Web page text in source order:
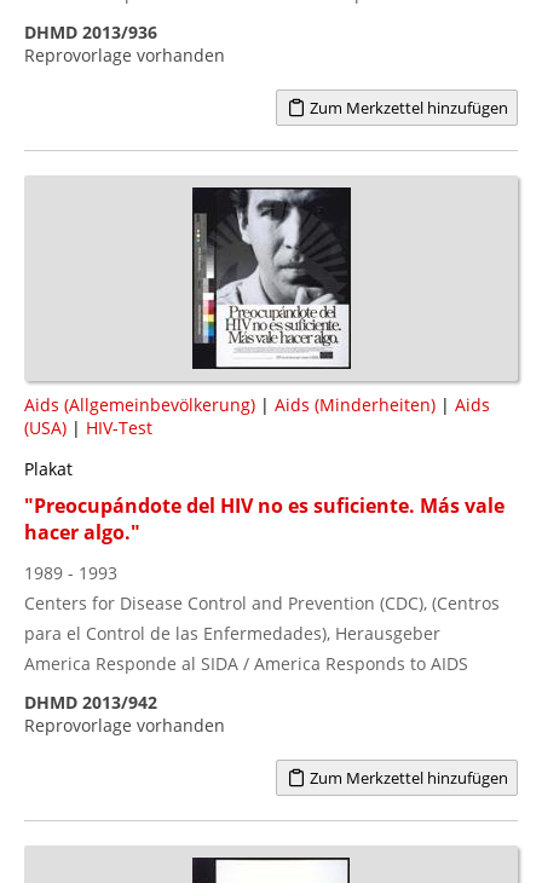
DHMD 2013/936
Reprovorlage vorhanden
Zum Merkzettel hinzufügen
Aids (Allgemeinbevölkerung) | Aids (Minderheiten) | Aids
(USA) | HIV-Test
Plakat
"Preocupándote del HIV no es suficiente. Más vale
hacer algo."
1989 - 1993
Centers for Disease Control and Prevention (CDC), (Centros
para el Control de las Enfermedades), Herausgeber
America Responde al SIDA / America Responds to AIDS
DHMD 2013/942
Reprovorlage vorhanden
Zum Merkzettel hinzufügen